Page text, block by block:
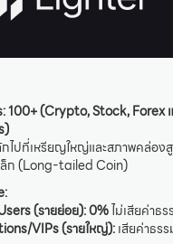
100+ (Crypto, Stock, Forex
ไปที่เหรียญใหญ่และสภาพคล่อง
ล็ก (Long-tailed Coin)
(รายย่อย):0%ไม่เสียค่าธ
VIPs (รายใหญ่):เสียค่าธร